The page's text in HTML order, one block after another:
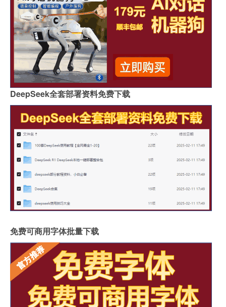
DeepSeek全套部署资料免费下载
免费可商用字体批量下载